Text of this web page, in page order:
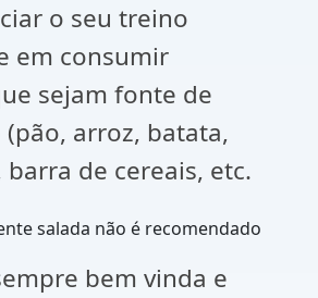
o seu treino
em consumir
sejam fonte de
arroz, batata,
de cereais, etc.
salada não é recomendado
bem vinda e